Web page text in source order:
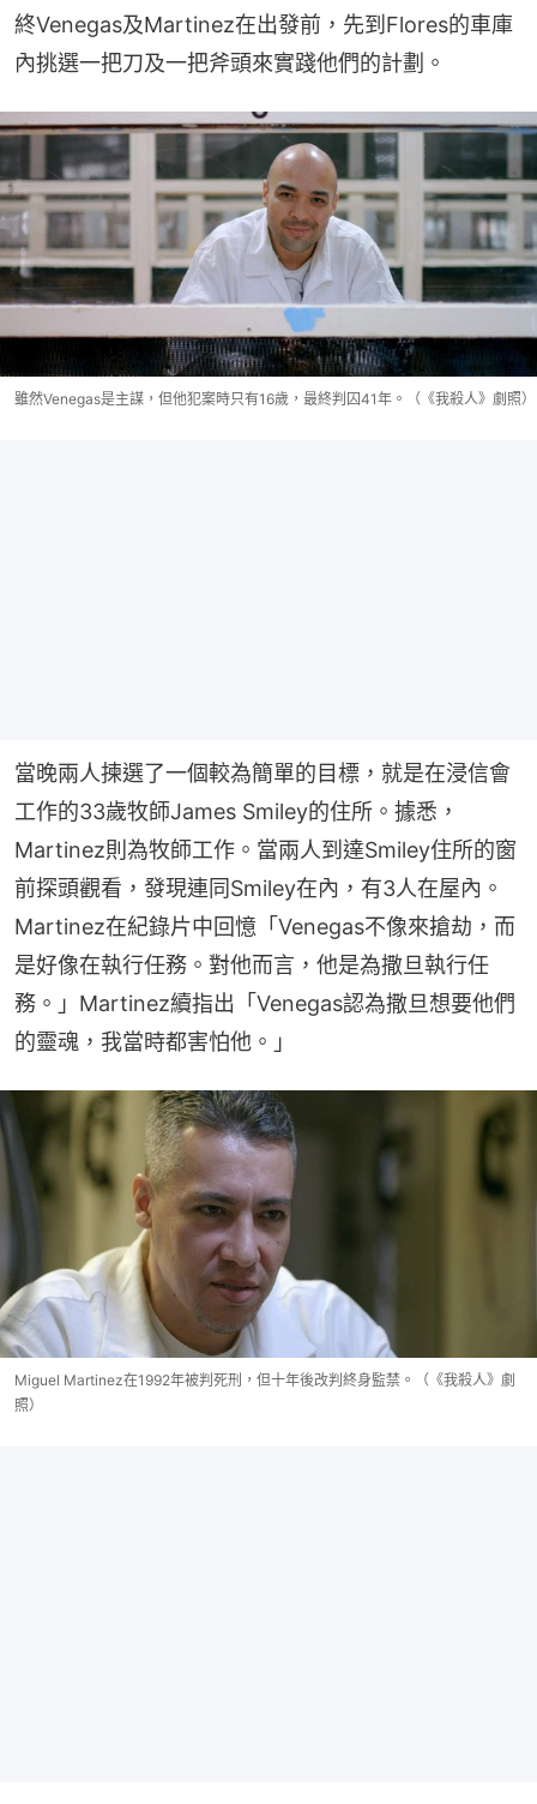
終Venegas及Martinez在出發前，先到Flores的車庫
內挑選一把刀及一把斧頭來實踐他們的計劃。
雖然Venegas是主謀，但他犯案時只有16歲，最終判囚41年。（《我殺人》劇照）
當晚兩人揀選了一個較為簡單的目標，就是在浸信會
工作的33歲牧師James Smiley的住所。據悉，
Martinez則為牧師工作。當兩人到達Smiley住所的窗
前探頭觀看，發現連同Smiley在內，有3人在屋內。
Martinez在紀錄片中回憶「Venegas不像來搶劫，而
是好像在執行任務。對他而言，他是為撒旦執行任
務。」Martinez續指出「Venegas認為撒旦想要他們
的靈魂，我當時都害怕他。」
Miguel Martinez在1992年被判死刑，但十年後改判終身監禁。（《我殺人》劇
照）